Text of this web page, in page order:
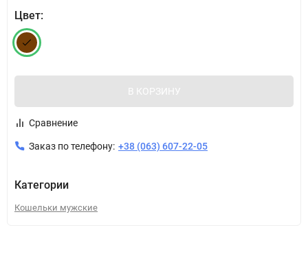
Цвет:
В КОРЗИНУ
Сравнение
Заказ по телефону: +38 (063) 607-22-05
Категории
Кошельки мужские